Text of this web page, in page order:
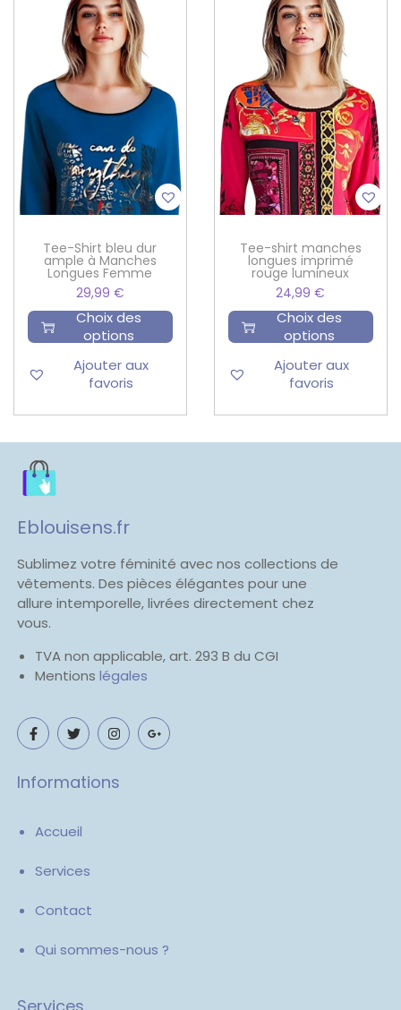
Tee-Shirt bleu dur
ample à Manches
Longues Femme
29,99 €
Choix des
options
Ajouter aux
favoris
Tee-shirt manches
longues imprimé
rouge lumineux
24,99€
Choix des
options
Ajouter aux
favoris
Eblouisens.fr
Sublimez votre féminité avec nos collections de
vêtements. Des pièces élégantes pour une
allure intemporelle, livrées directement chez
vous.
TVA non applicable, art. 293 B du CGI
Mentions légales
Informations
Accueil
Services
Contact
Qui sommes-nous ?